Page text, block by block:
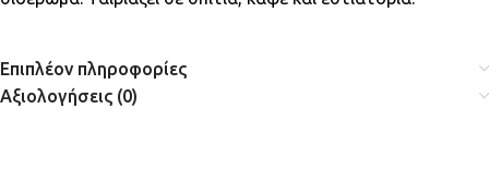
Επιπλέον πληροφορίες
Αξιολογήσεις (0)